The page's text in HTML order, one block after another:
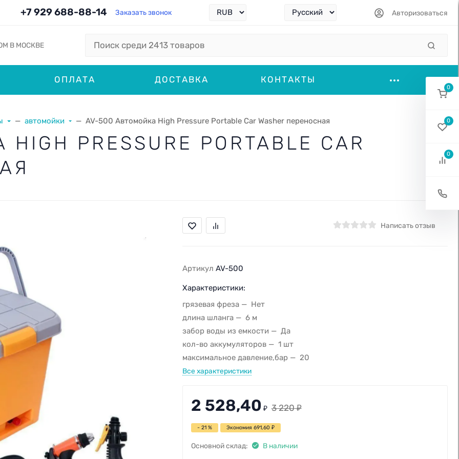
+7 929 688-88-14 Заказать звонок Авторизоваться
В МОСКВЕ
ОПЛАТА ДОСТАВКА КОНТАКТЫ
автомойки AV-500 Автомойка High Pressure Portable Car Washer переносная
PRESSURE PORTABLE CAR
Написать отзыв
Артикул AV-500
Характеристики:
грязевая фреза
Нет
длина шланга
6 м
забор воды из емкости
Да
кол-во аккумуляторов
1 шт
максимальное давление,бар
20
Все характеристики
2 528,40 ₽ 3 220 ₽
- 21 % Экономия 691,60 ₽
Основной склад: В наличии
0
0
0